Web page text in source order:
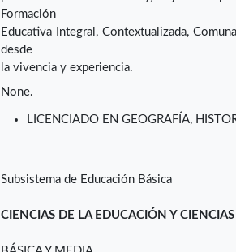
Formación
Educativa Integral, Contextualizada,
desde
la vivencia y experiencia.
None.
LICENCIADO EN GEOGRAFÍA,
Subsistema de Educación Básica
CIENCIAS DE LA EDUCACIÓN Y